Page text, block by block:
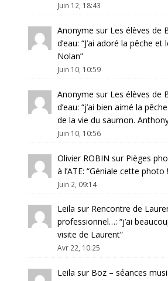
Juin 12, 18:43
Anonyme sur Les élèves de
d’eau: “J’ai adoré la pêche et
Nolan”
Juin 10, 10:59
Anonyme sur Les élèves de
d’eau: “j’ai bien aimé la
de la vie du saumon.
Juin 10, 10:56
Olivier ROBIN sur Pièges
à l’ATE: “Géniale cette photo
Juin 2, 09:14
Leila sur Rencontre de
professionnel…: “j’ai
visite de Laurent”
Avr 22, 10:25
Leila sur Boz – séances